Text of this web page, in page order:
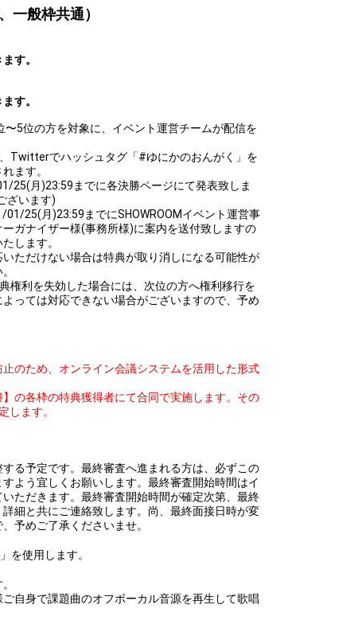
一般枠共通）
す。
す。
5位の方を対象に、イベント運営チームが配信を
Twitterでハッシュタグ「#ゆにかのおんがく」を
ます。
25(月)23:59までに各決勝ページにて発表致しま
ざいます)
25(月)23:59までにSHOWROOMイベント運営事
ガナイザー様(事務所様)に案内を送付致しますの
します。
ただけない場合は特典が取り消しになる可能性が
権利を失効した場合には、次位の方へ権利移行を
っては対応できない場合がございますので、予め
止のため、オンライン会議システムを活用した形式
】の各枠の特典獲得者にて合同で実施します。その
します。
る予定です。最終審査へ進まれる方は、必ずこの
よう宜しくお願いします。最終審査開始時間はイ
ただきます。最終審査開始時間が確定次第、最終
細と共にご連絡致します。尚、最終面接日時が変
予めご了承くださいませ。
を使用します。
ご自身で課題曲のオフボーカル音源を再生して歌唱